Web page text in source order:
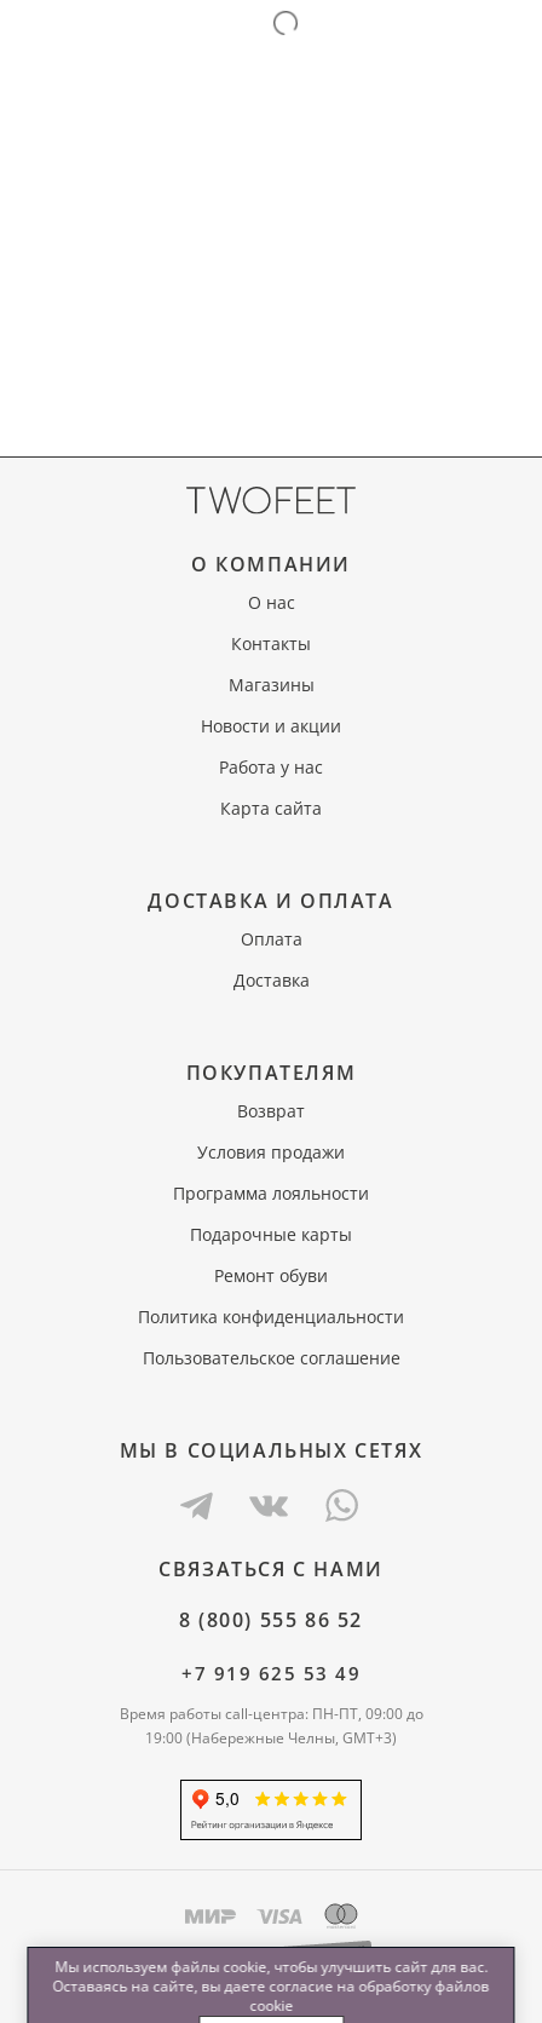
О КОМПАНИИ
О нас
Контакты
Магазины
Новости и акции
Работа у нас
Карта сайта
ДОСТАВКА И ОПЛАТА
Оплата
Доставка
ПОКУПАТЕЛЯМ
Возврат
Условия продажи
Программа лояльности
Подарочные карты
Ремонт обуви
Политика конфиденциальности
Пользовательское соглашение
МЫ В СОЦИАЛЬНЫХ СЕТЯХ
СВЯЗАТЬСЯ С НАМИ
8 (800) 555 86 52
+7 919 625 53 49
Время работы call-центра: ПН-ПТ, 09:00 до
19:00 (Набережные Челны, GMT+3)
Мы используем файлы cookie, чтобы улучшить сайт для вас.
Оставаясь на сайте, вы даете согласие на обработкуфайлов
cookie